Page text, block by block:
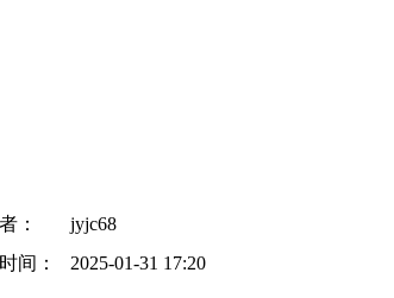
：
jyjc68
间： 2025-01-31 17:20